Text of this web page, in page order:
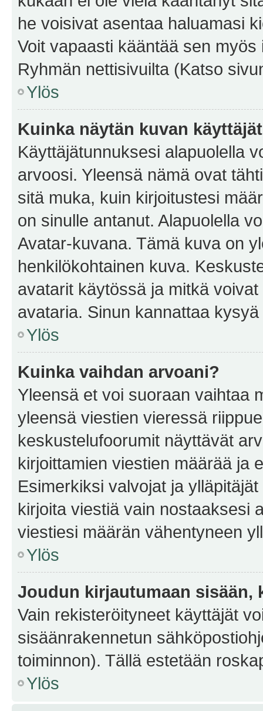
he voisivat asentaa haluamasi
Voit vapaasti kääntää sen
Ryhmän nettisivuilta (Katso
Ylös
Kuinka näytän kuvan
Käyttäjätunnuksesi alapuolella
arvoosi. Yleensä nämä ovat
sitä muka, kuin kirjoitustesi
on sinulle antanut. Alapuolella
Avatar-kuvana. Tämä kuva on
henkilökohtainen kuva.
avatarit käytössä ja mitkä
avataria. Sinun kannattaa
Ylös
Kuinka vaihdan arvoani?
Yleensä et voi suoraan vaihtaa
yleensä viestien vieressä
keskustelufoorumit näyttävät
kirjoittamien viestien määrää ja
Esimerkiksi valvojat ja
kirjoita viestiä vain nostaaksesi
viestiesi määrän vähentyneen
Ylös
Joudun kirjautumaan sisään,
Vain rekisteröityneet käyttäjät
sisäänrakennetun
toiminnon). Tällä estetään
Ylös